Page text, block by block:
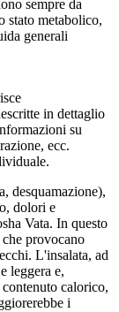
sempre da
stato metabolico,
generali
in dettaglio
su
ecc.
desquamazione),
dolori e
Vata. In questo
provocano
L'insalata, ad
leggera e,
calorico,
i